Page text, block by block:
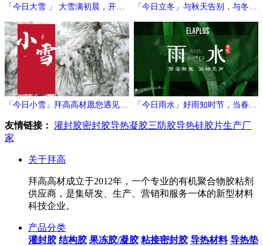
「今日大雪 」 大雪满初晨，开门
万象新
「今日立冬」与秋天告别，与冬日
相拥
「今日小雪」拜高高材愿您遇见冬
日的温暖与期待！
「今日雨水」好雨知时节，当春乃
发生
友情链接： 灌封胶密封胶导热凝胶三防胶导热硅胶片生产厂
家
关于拜高
拜高高材成立于2012年，一个专业的有机聚合物胶粘剂
供应商，是集研发、生产、营销和服务一体的新型材料
科技企业。
产品分类
灌封胶 结构胶 果冻胶/凝胶 粘接密封胶 导热材料 导热垫